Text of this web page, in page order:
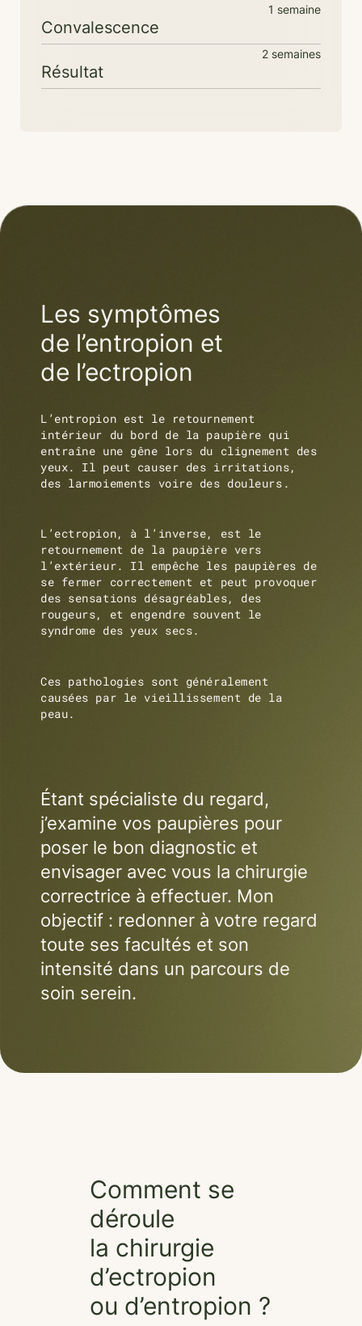
Convalescence
1 semaine
Résultat
2 semaines
Les symptômes
de l’entropion et
de l’ectropion
L’entropion est le retournement
intérieur du bord de la paupière qui
entraîne une gêne lors du clignement des
yeux. Il peut causer des irritations,
des larmoiements voire des douleurs.
L’ectropion, à l’inverse, est le
retournement de la paupière vers
l’extérieur. Il empêche les paupières de
se fermer correctement et peut provoquer
des sensations désagréables, des
rougeurs, et engendre souvent le
syndrome des yeux secs.
Ces pathologies sont généralement
causées par le vieillissement de la
peau.
Étant spécialiste du regard,
j’examine vos paupières pour
poser le bon diagnostic et
envisager avec vous la chirurgie
correctrice à effectuer. Mon
objectif : redonner à votre regard
toute ses facultés et son
intensité dans un parcours de
soin serein.
Comment se
déroule
la chirurgie
d’ectropion
ou d’entropion ?